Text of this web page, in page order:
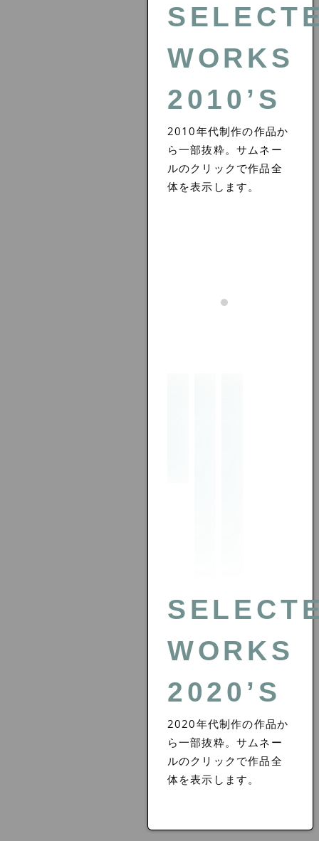
WORKS
2010’S
2010年代制作の作品か
ら一部抜粋。サムネー
ルのクリックで作品全
体を表示します。
WORKS
2020’S
2020年代制作の作品か
ら一部抜粋。サムネー
ルのクリックで作品全
体を表示します。